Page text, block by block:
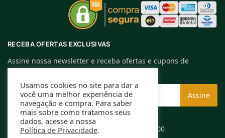
RECEBA OFERTAS EXCLUSIVAS
Assine nossa newsletter e receba ofertas e cupons de
descontos exclusivos.
Rafael Caldeira ME | CNPJ: 13.994.584/0001-00
Usamos cookies no site para dar a
você uma melhor experiência de
navegação e compra. Para saber
mais sobre como tratamos seus
dados, acesse a nossa
Política de Privacidade.